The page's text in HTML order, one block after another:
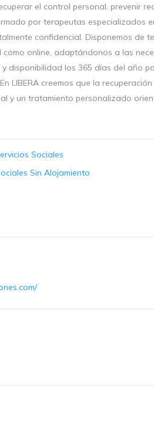
el control personal, prevenir
por terapeutas especializados
confidencial. Disponemos de
online, adaptándonos a las
disponibilidad los 365 días del año
LIBERA creemos que la
y un tratamiento personalizado
Sociales
Sin Alojamiento